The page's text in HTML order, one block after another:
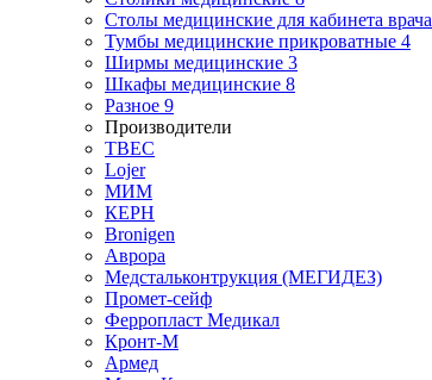
Столы медицинские для кабинета врача
Тумбы медицинские прикроватные 4
Ширмы медицинские 3
Шкафы медицинские 8
Разное 9
Производители
ТВЕС
Lojer
МИМ
КЕРН
Bronigen
Аврора
Медстальконтрукция (МЕГИДЕЗ)
Промет-сейф
Ферропласт Медикал
Кронт-М
Армед